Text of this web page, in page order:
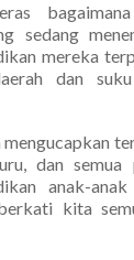
bagaimana
sedang
mereka
dan
dan semua
anak-
kita